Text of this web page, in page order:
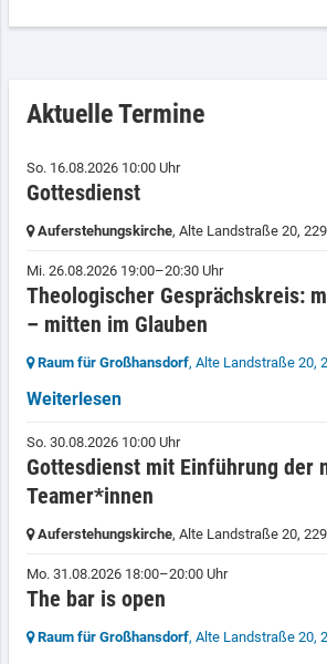
Aktuelle Termine
So. 16.08.2026 10:00 Uhr
Gottesdienst
Auferstehungskirche, Alte Landstraße 20,
Mi. 26.08.2026 19:00–20:30 Uhr
Theologischer Gesprächskreis:
– mitten im Glauben
Raum für Großhansdorf, Alte Landstraße 20,
Weiterlesen
So. 30.08.2026 10:00 Uhr
Gottesdienst mit Einführung der
Teamer*innen
Auferstehungskirche, Alte Landstraße 20,
Mo. 31.08.2026 18:00–20:00 Uhr
The bar is open
Raum für Großhansdorf, Alte Landstraße 20,